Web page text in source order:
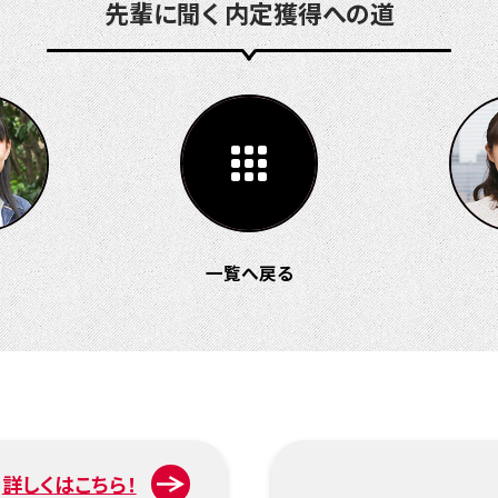
先輩に聞く 内定獲得への道
一覧へ戻る
詳しくはこちら！